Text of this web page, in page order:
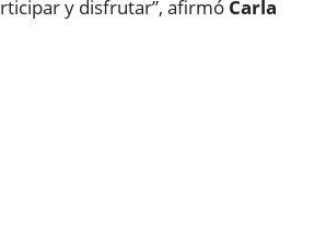
y disfrutar”, afirmó Carla